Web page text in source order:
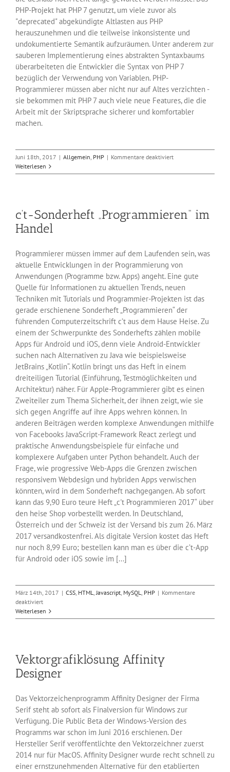
PHP-Projekt hat PHP 7 genutzt, um viele zuvor als
"deprecated" abgekündigte Altlasten aus PHP
herauszunehmen und die teilweise inkonsistente und
undokumentierte Semantik aufzuräumen. Unter anderem zur
sauberen Implementierung eines abstrakten Syntaxbaums
überarbeiteten die Entwickler die Syntax von PHP 7
bezüglich der Verwendung von Variablen. PHP-
Programmierer müssen aber nicht nur auf Altes verzichten -
sie bekommen mit PHP 7 auch viele neue Features, die die
Arbeit mit der Skriptsprache sicherer und komfortabler
machen.
Juni 18th, 2017 | Allgemein, PHP | Kommentare deaktiviertfür
auf
Weiterlesen
c’t-Sonderheft „Programmieren“ im
Handel
Programmierer müssen immer auf dem Laufenden sein, was
aktuelle Entwicklungen in der Programmierung von
Anwendungen (Programme bzw. Apps) angeht. Eine gute
Quelle für Informationen zu aktuellen Trends, neuen
Techniken mit Tutorials und Programmier-Projekten ist das
gerade erschienene Sonderheft „Programmieren“ der
führenden Computerzeitschrift c’t aus dem Hause Heise. Zu
einem der Schwerpunkte des Sonderhefts zählen mobile
Apps für Android und iOS, denn viele Android-Entwickler
suchen nach Alternativen zu Java wie beispielsweise
JetBrains „Kotlin“. Kotlin bringt uns das Heft in einem
dreiteiligen Tutorial (Einführung, Testmöglichkeiten und
Architektur) näher. Für Apple-Programmierer gibt es einen
Zweiteiler zum Thema Sicherheit, der ihnen zeigt, wie sie
sich gegen Angriffe auf ihre Apps wehren können. In
anderen Beiträgen werden komplexe Anwendungen mithilfe
von Facebooks JavaScript-Framework React zerlegt und
praktische Anwendungsbeispiele für einfache und
komplexere Aufgaben unter Python behandelt. Auch der
Frage, wie progressive Web-Apps die Grenzen zwischen
responsivem Webdesign und hybriden Apps verwischen
könnten, wird in dem Sonderheft nachgegangen. Ab sofort
kann das 9,90 Euro teure Heft „c't Programmieren 2017“ über
den heise Shop vorbestellt werden. In Deutschland,
Österreich und der Schweiz ist der Versand bis zum 26. März
2017 versandkostenfrei. Als digitale Version kostet das Heft
nur noch 8,99 Euro; bestellen kann man es über die c’t-App
für Android oder iOS sowie im [...]
März 14th, 2017 | CSS, HTML,Javascript, MySQL, PHP | Kommentare
deaktiviertfür
c’t-
Sonderheft
Weiterlesen
Vektorgrafiklösung Affinity
Designer
Das Vektorzeichenprogramm Affinity Designer der Firma
Serif steht ab sofort als Finalversion für Windows zur
Verfügung. Die Public Beta der Windows-Version des
Programms war schon im Juni 2016 erschienen. Der
Hersteller Serif veröffentlichte den Vektorzeichner zuerst
2014 nur für MacOS. Affinity Designer wurde recht schnell zu
einer ernstzunehmenden Alternative für den etablierten